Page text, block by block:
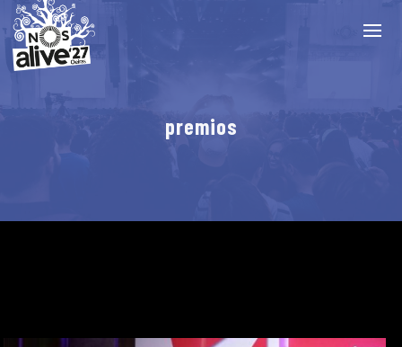
premios